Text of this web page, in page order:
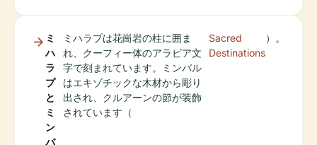
ミ
ハ
ラ
プ
と
ミ
ン
バ
ミハラプは花崗岩の柱に囲ま
れ、クーフィー体のアラビア文
字で刻まれています。ミンバル
はエキゾチックな木材から彫り
出され、クルアーンの節が装飾
されています（
Sacred
Destinations
）。